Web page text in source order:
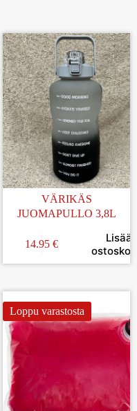
VÄRIKÄS
JUOMAPULLO 3,8L
14.95 €
Lisää
Loppu varastosta